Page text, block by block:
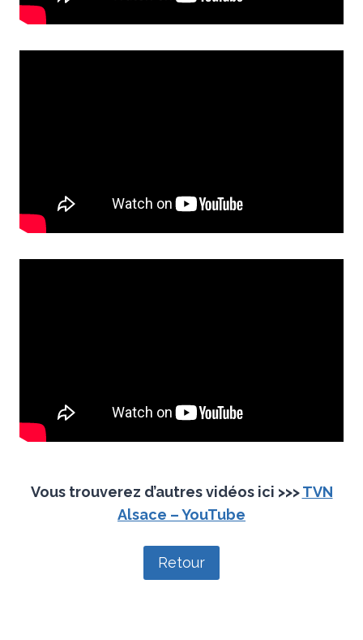
Vous trouverez d’autres vidéos ici >>>TVN
Alsace – YouTube
Retour